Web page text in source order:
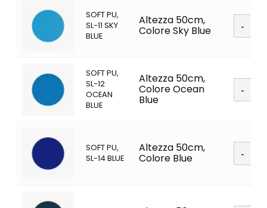
SOFT PU,
SL-11 SKY
BLUE
Altezza 50cm,
Colore Sky Blue
Soft
PU
SOFT PU,
SL-12
OCEAN
BLUE
Altezza 50cm,
Colore Ocean
Blue
Soft
PU
SOFT PU,
SL-14 BLUE
Altezza 50cm,
Colore Blue
Soft
PU